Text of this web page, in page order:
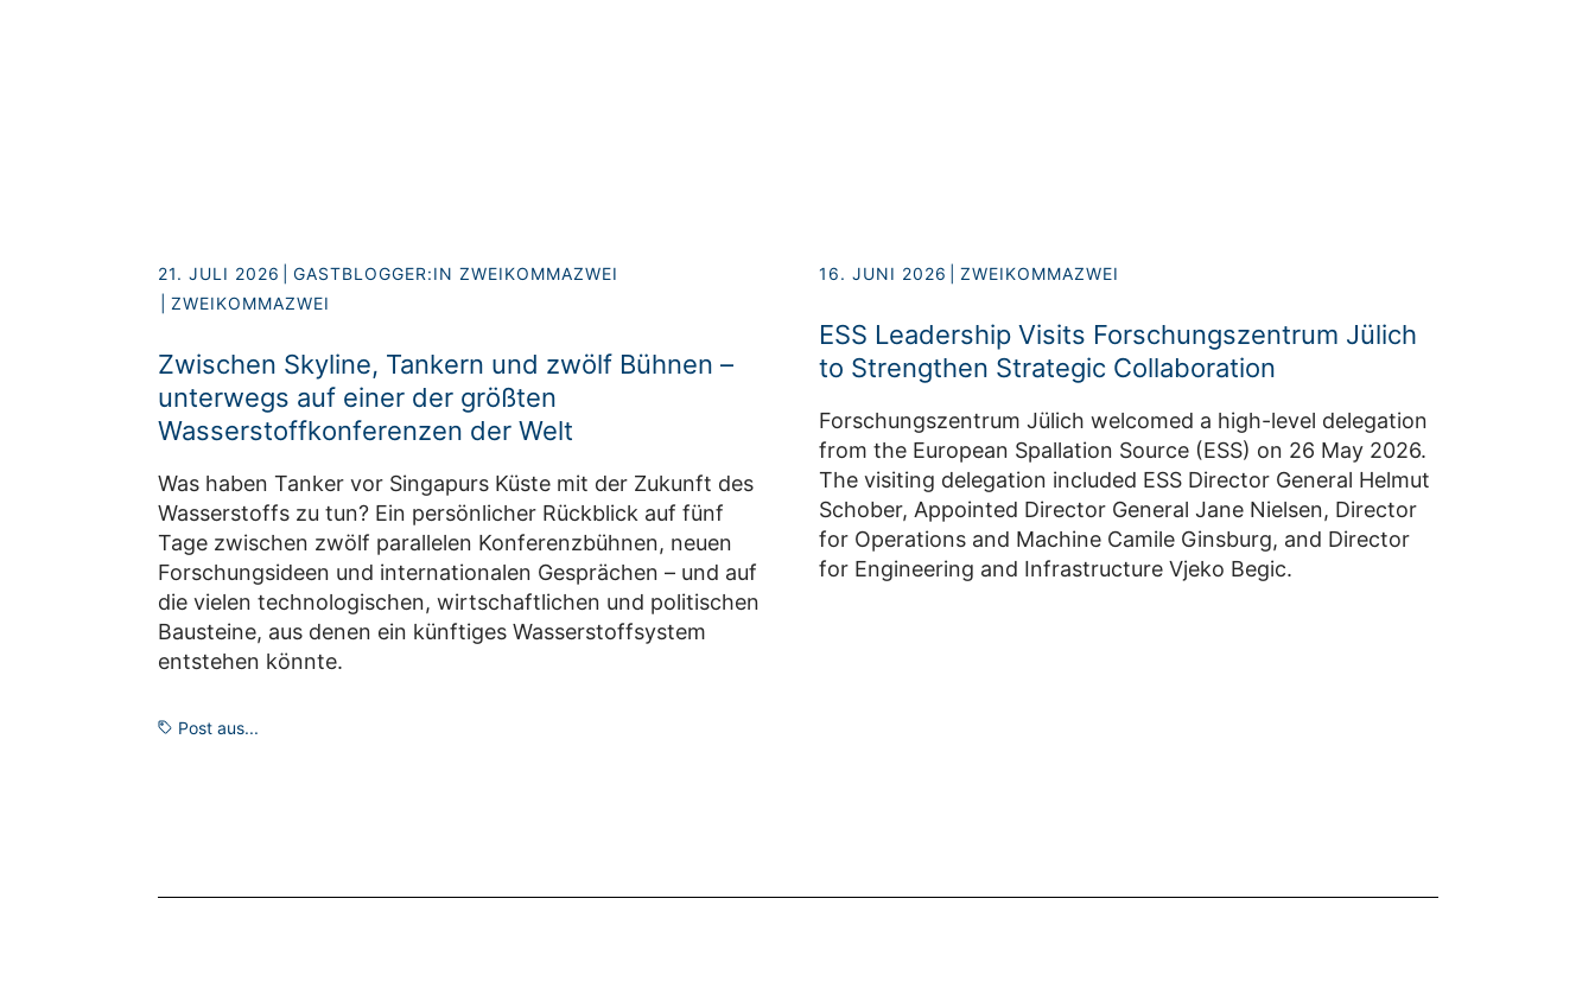
21. JULI 2026
GASTBLOGGER:IN ZWEIKOMMAZWEI
ZWEIKOMMAZWEI
Zwischen Skyline, Tankern und zwölf Bühnen –
unterwegs auf einer der größten
Wasserstoffkonferenzen der Welt
Was haben Tanker vor Singapurs Küste mit der Zukunft des
Wasserstoffs zu tun? Ein persönlicher Rückblick auf fünf
Tage zwischen zwölf parallelen Konferenzbühnen, neuen
Forschungsideen und internationalen Gesprächen – und auf
die vielen technologischen, wirtschaftlichen und politischen
Bausteine, aus denen ein künftiges Wasserstoffsystem
entstehen könnte.
Post aus...
16. JUNI 2026 ZWEIKOMMAZWEI
ESS Leadership Visits Forschungszentrum Jülich
to Strengthen Strategic Collaboration
Forschungszentrum Jülich welcomed a high-level delegation
from the European Spallation Source (ESS) on 26 May 2026.
The visiting delegation included ESS Director General Helmut
Schober, Appointed Director General Jane Nielsen, Director
for Operations and Machine Camile Ginsburg, and Director
for Engineering and Infrastructure Vjeko Begic.